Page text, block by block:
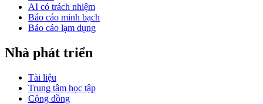
AI có trách nhiệm
Báo cáo minh bạch
Báo cáo lạm dụng
Nhà phát triển
Tài liệu
Trung tâm học tập
Cộng đồng